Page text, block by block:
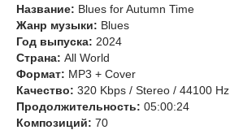
Название: Blues for Autumn Time
Жанр музыки: Blues
Год выпуска: 2024
Страна: All World
Формат: MP3 + Cover
Качество: 320 Kbps / Stereo / 44100 Hz
Продолжительность: 05:00:24
Композиций: 70